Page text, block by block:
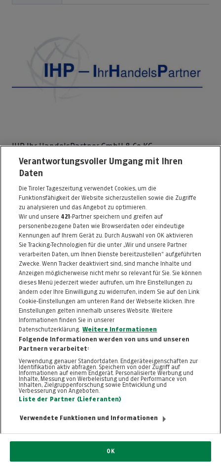
IHP Ihr HandelsPartner GmbH & Co KG
Exlgasse 37
6020 Innsbruck
Telefon: 0512 / 280030
E-Mail:info@moebel-garten.at
http://www.moebel-garten.at
Alle Artikel des Händlers
Informationen zum Kaufvertrag
ZURÜCK NACH
OBEN
© 2026, TT.com | New Media Online GmbH |
Nutzung ausschließlich für den privaten
Eigenbedarf. Eine Weiterverwendung und
Reproduktion über den persönlichen Gebrauch
FAQ HILFE IMPRESSUM
KONTAKT DATENSCHUTZ
Verantwortungsvoller Umgang mit Ihren
Daten
Die Tiroler Tageszeitung verwendet Cookies, um die
Funktionsfähigkeit der Website sicherzustellen sowie die Zugriffe
zu analysieren und das Angebot zu optimieren.
Wir und unsere 421-Partner speichern und greifen auf
personenbezogene Daten wie Browserdaten oder eindeutige
Kennungen auf Ihrem Gerät zu. Durch Auswahl von OK aktivieren
Sie Tracking-Technologien für die unter „Wir und unsere Partner
verarbeiten Daten, um Ihnen Dienste bereitzustellen“ aufgeführten
Zwecke. Wenn Tracker deaktiviert sind, sind manche Inhalte und
Anzeigen möglicherweise nicht mehr so relevant für Sie. Sie können
dieses Menü jederzeit wieder aufrufen, um Ihre Einstellungen zu
ändern oder Ihre Einwilligung zu widerrufen, indem Sie auf den Link
Cookie-Einstellungen am unteren Rand der Webseite klicken. Ihre
Einstellungen gelten innerhalb unseres Website. Weitere
Informationen finden Sie in unserer
Datenschutzerklärung.
Weitere Informationen
Folgende Informationen werden von uns und unseren
Partnern verarbeitet:
Verwendung genauer Standortdaten. Endgeräteeigenschaften zur
Identifikation aktiv abfragen. Speichern von oder Zugriff auf
Informationen auf einem Endgerät. Personalisierte Werbung und
Inhalte, Messung von Werbeleistung und der Performance von
Inhalten, Zielgruppenforschung sowie Entwicklung und
Verbesserung von Angeboten.
Liste der Partner (Lieferanten)
Verwendete Funktionen und Informationen
OK